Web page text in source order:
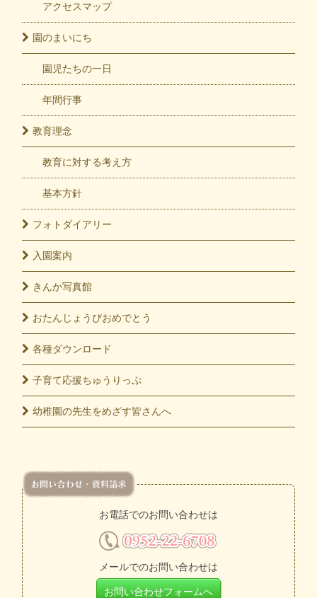
アクセスマップ
園のまいにち
園児たちの一日
年間行事
教育理念
教育に対する考え方
基本方針
フォト ダイアリー
入園案内
きんか写真館
おたんじょうびおめでとう
各種ダウンロード
子育て応援ちゅうりっぷ
幼稚園の先生をめざす皆さんへ
お電話でのお問い合わせは
メールでのお問い合わせは
お問い合わせフォームへ